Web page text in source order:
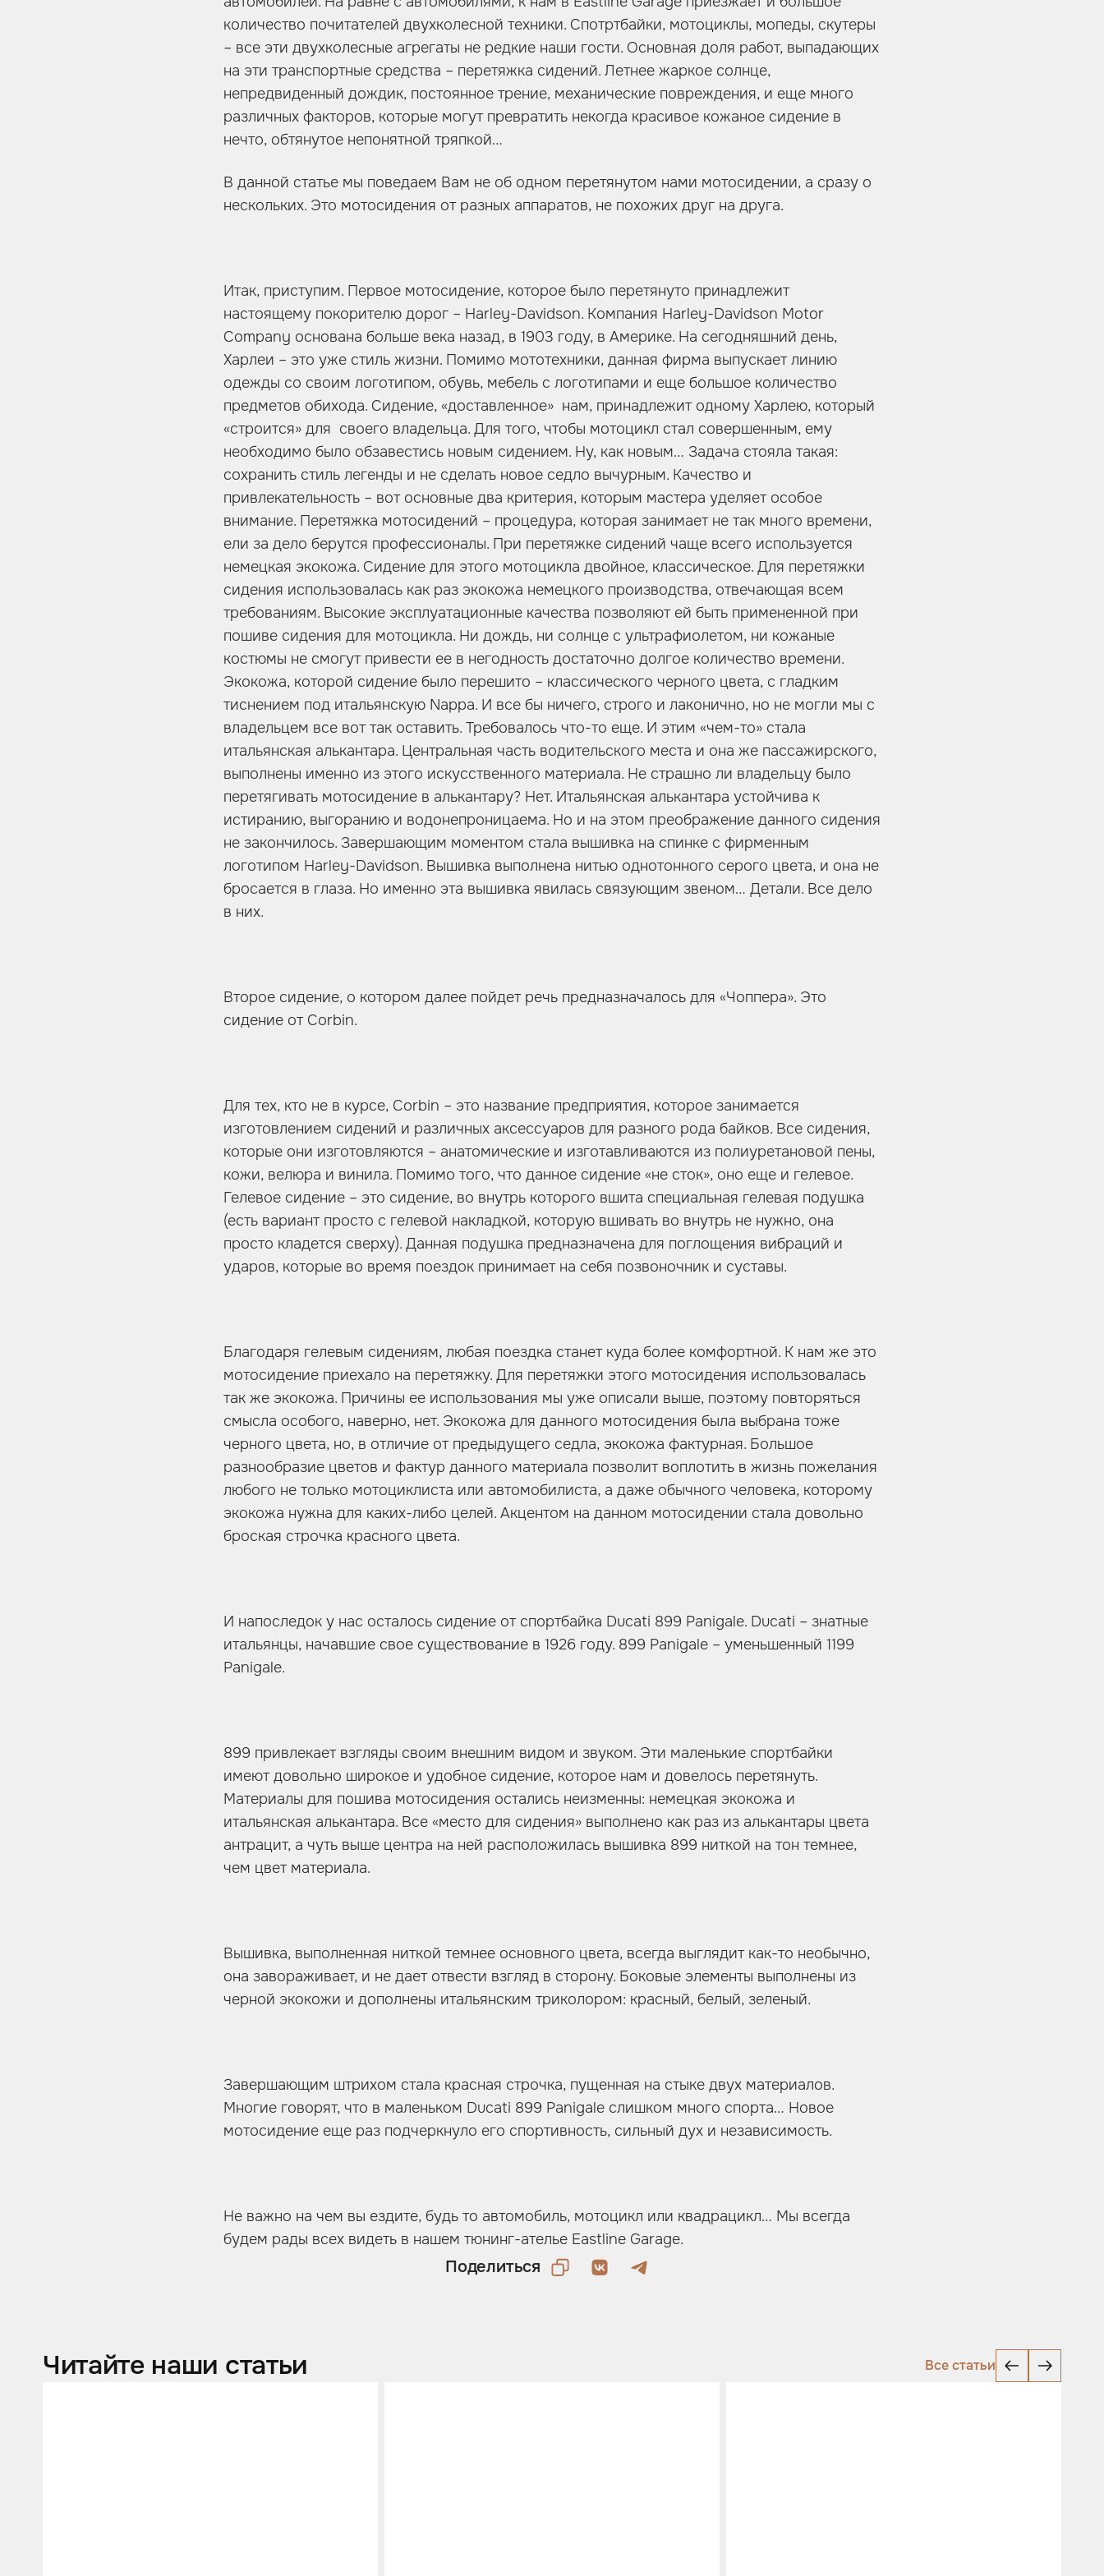
Шумоизоляция
Автозвук
Карбон
Активный выхлоп
количество почитателей двухколесной техники. Спотртбайки, мотоциклы, мопеды, скутеры
– все эти двухколесные агрегаты не редкие наши гости. Основная доля работ, выпадающих
на эти транспортные средства – перетяжка сидений. Летнее жаркое солнце,
непредвиденный дождик, постоянное трение, механические повреждения, и еще много
различных факторов, которые могут превратить некогда красивое кожаное сидение в
нечто, обтянутое непонятной тряпкой…
В данной статье мы поведаем Вам не об одном перетянутом нами мотосидении, а сразу о
нескольких. Это мотосидения от разных аппаратов, не похожих друг на друга.
Итак, приступим. Первое мотосидение, которое было перетянуто принадлежит
настоящему покорителю дорог – Harley-Davidson. Компания Harley-Davidson Motor
Company основана больше века назад, в 1903 году, в Америке. На сегодняшний день,
Харлеи – это уже стиль жизни. Помимо мототехники, данная фирма выпускает линию
одежды со своим логотипом, обувь, мебель с логотипами и еще большое количество
предметов обихода. Сидение, «доставленное» нам, принадлежит одному Харлею, который
«строится» для своего владельца. Для того, чтобы мотоцикл стал совершенным, ему
необходимо было обзавестись новым сидением. Ну, как новым… Задача стояла такая:
сохранить стиль легенды и не сделать новое седло вычурным. Качество и
привлекательность – вот основные два критерия, которым мастера уделяет особое
внимание. Перетяжка мотосидений – процедура, которая занимает не так много времени,
ели за дело берутся профессионалы. При перетяжке сидений чаще всего используется
немецкая экокожа. Сидение для этого мотоцикла двойное, классическое. Для перетяжки
сидения использовалась как раз экокожа немецкого производства, отвечающая всем
требованиям. Высокие эксплуатационные качества позволяют ей быть примененной при
пошиве сидения для мотоцикла. Ни дождь, ни солнце с ультрафиолетом, ни кожаные
костюмы не смогут привести ее в негодность достаточно долгое количество времени.
Экокожа, которой сидение было перешито – классического черного цвета, с гладким
тиснением под итальянскую Nappa. И все бы ничего, строго и лаконично, но не могли мы с
владельцем все вот так оставить. Требовалось что-то еще. И этим «чем-то» стала
итальянская алькантара. Центральная часть водительского места и она же пассажирского,
выполнены именно из этого искусственного материала. Не страшно ли владельцу было
перетягивать мотосидение в алькантару? Нет. Итальянская алькантара устойчива к
истиранию, выгоранию и водонепроницаема. Но и на этом преображение данного сидения
не закончилось. Завершающим моментом стала вышивка на спинке с фирменным
логотипом Harley-Davidson. Вышивка выполнена нитью однотонного серого цвета, и она не
бросается в глаза. Но именно эта вышивка явилась связующим звеном… Детали. Все дело
в них.
Второе сидение, о котором далее пойдет речь предназначалось для «Чоппера». Это
сидение от Corbin.
Для тех, кто не в курсе, Corbin – это название предприятия, которое занимается
изготовлением сидений и различных аксессуаров для разного рода байков. Все сидения,
которые они изготовляются – анатомические и изготавливаются из полиуретановой пены,
кожи, велюра и винила. Помимо того, что данное сидение «не сток», оно еще и гелевое.
Гелевое сидение – это сидение, во внутрь которого вшита специальная гелевая подушка
(есть вариант просто с гелевой накладкой, которую вшивать во внутрь не нужно, она
просто кладется сверху). Данная подушка предназначена для поглощения вибраций и
ударов, которые во время поездок принимает на себя позвоночник и суставы.
Благодаря гелевым сидениям, любая поездка станет куда более комфортной. К нам же это
мотосидение приехало на перетяжку. Для перетяжки этого мотосидения использовалась
так же экокожа. Причины ее использования мы уже описали выше, поэтому повторяться
смысла особого, наверно, нет. Экокожа для данного мотосидения была выбрана тоже
черного цвета, но, в отличие от предыдущего седла, экокожа фактурная. Большое
разнообразие цветов и фактур данного материала позволит воплотить в жизнь пожелания
любого не только мотоциклиста или автомобилиста, а даже обычного человека, которому
экокожа нужна для каких-либо целей. Акцентом на данном мотосидении стала довольно
броская строчка красного цвета.
И напоследок у нас осталось сидение от спортбайка Ducati 899 Panigale. Ducati – знатные
итальянцы, начавшие свое существование в 1926 году. 899 Panigale – уменьшенный 1199
Panigale.
899 привлекает взгляды своим внешним видом и звуком. Эти маленькие спортбайки
имеют довольно широкое и удобное сидение, которое нам и довелось перетянуть.
Материалы для пошива мотосидения остались неизменны: немецкая экокожа и
итальянская алькантара. Все «место для сидения» выполнено как раз из алькантары цвета
антрацит, а чуть выше центра на ней расположилась вышивка 899 ниткой на тон темнее,
чем цвет материала.
Вышивка, выполненная ниткой темнее основного цвета, всегда выглядит как-то необычно,
она завораживает, и не дает отвести взгляд в сторону. Боковые элементы выполнены из
черной экокожи и дополнены итальянским триколором: красный, белый, зеленый.
Завершающим штрихом стала красная строчка, пущенная на стыке двух материалов.
Многие говорят, что в маленьком Ducati 899 Panigale слишком много спорта… Новое
мотосидение еще раз подчеркнуло его спортивность, сильный дух и независимость.
Не важно на чем вы ездите, будь то автомобиль, мотоцикл или квадрацикл… Мы всегда
будем рады всех видеть в нашем тюнинг-ателье Eastline Garage.
Поделиться
Читайте наши статьи Все статьи